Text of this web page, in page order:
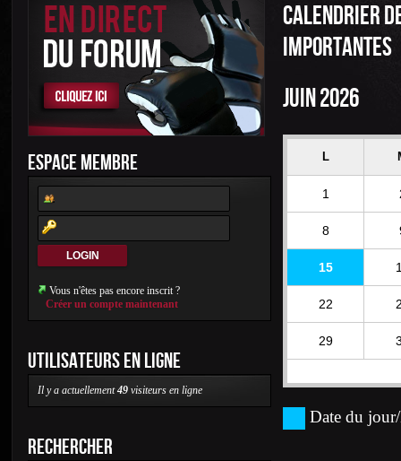
ESPACE MEMBRE
Vous n'êtes pas encore inscrit ?
Créer un compte maintenant
UTILISATEURS EN LIGNE
Il y a actuellement49 visiteurs en ligne
RECHERCHER
CALENDRIER
IMPORTANTES
JUIN 2026
L
1
8
15
22
29
Date du